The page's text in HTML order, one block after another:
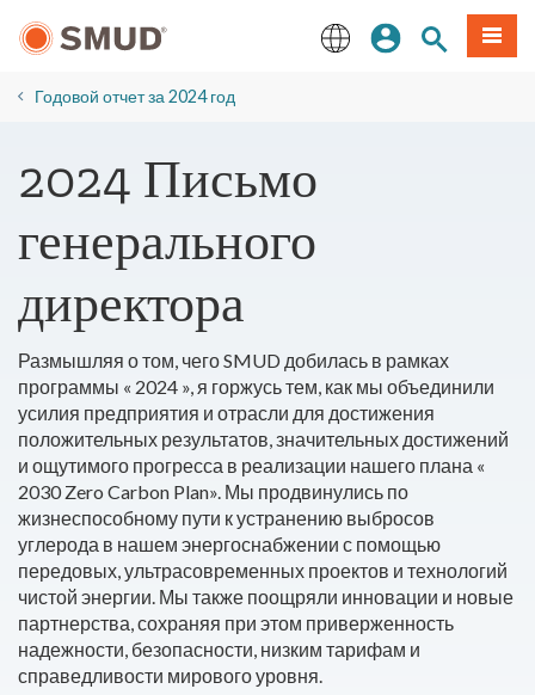
содержанию
входПоиск по
Меню
Годовой отчет за 2024 год
2024 Письмо
генерального
директора
Размышляя о том, чего SMUD добилась в рамках
программы « 2024 », я горжусь тем, как мы объединили
усилия предприятия и отрасли для достижения
положительных результатов, значительных достижений
и ощутимого прогресса в реализации нашего плана «
2030 Zero Carbon Plan». Мы продвинулись по
жизнеспособному пути к устранению выбросов
углерода в нашем энергоснабжении с помощью
передовых, ультрасовременных проектов и технологий
чистой энергии. Мы также поощряли инновации и новые
партнерства, сохраняя при этом приверженность
надежности, безопасности, низким тарифам и
справедливости мирового уровня.